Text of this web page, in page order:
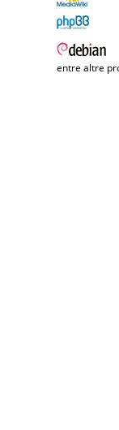
entre altre